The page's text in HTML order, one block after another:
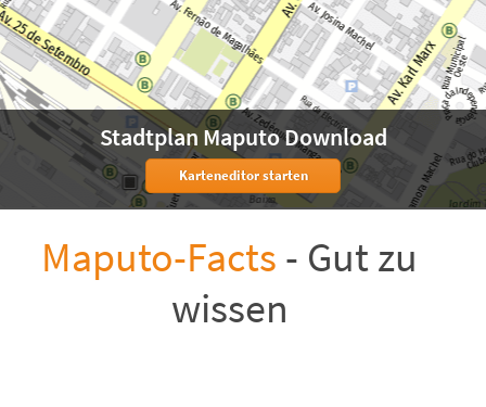
Stadtplan Maputo Download
Karteneditor starten
Maputo-Facts - Gut zu
wissen